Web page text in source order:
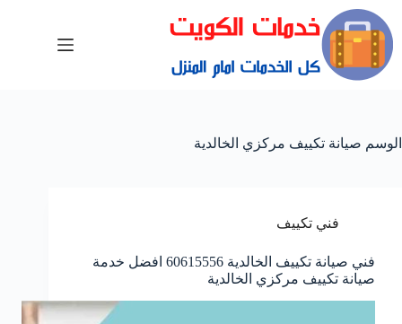
الوسم صيانة تكييف مركزي الخالدية
فني تكييف
فني صيانة تكييف الخالدية 60615556 افضل خدمة
صيانة تكييف مركزي الخالدية